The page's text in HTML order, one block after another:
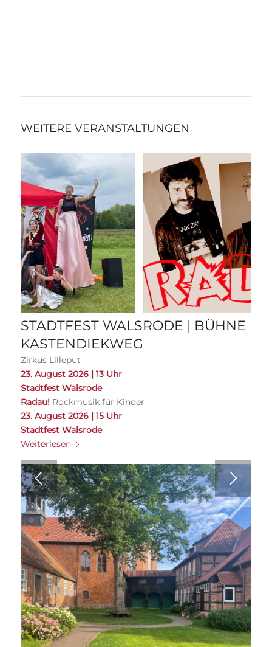
WEITERE VERANSTALTUNGEN
STADTFEST WALSRODE | BÜHNE
KASTENDIEKWEG
Zirkus Lilleput
23. August 2026 | 13 Uhr
Stadtfest Walsrode
Radau! Rockmusik für Kinder
23. August 2026 | 15 Uhr
Stadtfest Walsrode
Weiterlesen